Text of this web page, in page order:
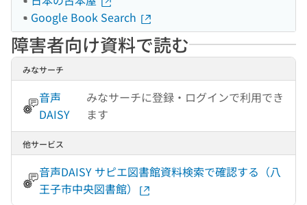
Google Book Search
障害者向け資料で読む
みなサーチ
音声
DAISY
みなサーチに登録・ログインで利用でき
ます
他サービス
音声DAISY サピエ図書館資料検索で確認する（八
王子市中央図書館）